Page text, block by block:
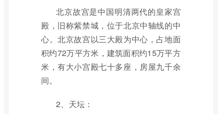
北京故宫是中国明清两代的皇家宫
殿，旧称紫禁城，位于北京中轴线的中
心。北京故宫以三大殿为中心，占地面
积约72万平方米，建筑面积约15万平方
米，有大小宫殿七十多座，房屋九千余
间。
2、天坛：